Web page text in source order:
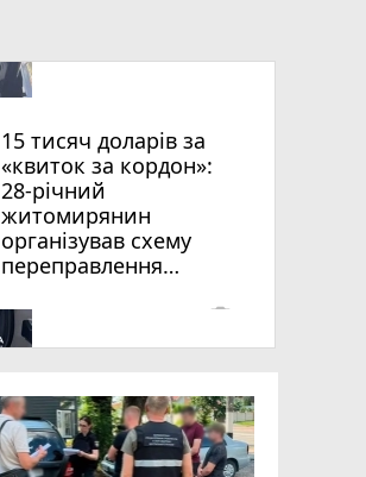
15 тисяч доларів за
«квиток за кордон»:
28-річний
житомирянин
організував схему
переправлення
віку за межі країни
photo_camera